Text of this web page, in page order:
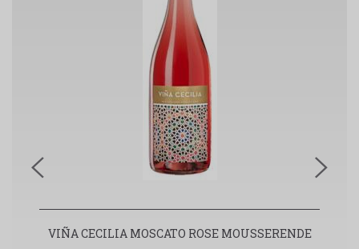
VIÑA CECILIA MOSCATO ROSE MOUSSERENDE